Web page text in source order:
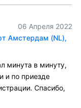
06 Апреля 2022
Амстердам (NL),
минута в минуту,
и по приезде
Спасибо,